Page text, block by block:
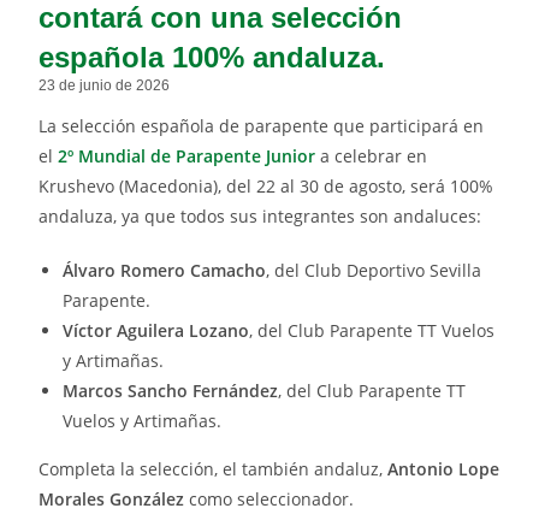
contará con una selección
española 100% andaluza.
23 de junio de 2026
La selección española de parapente que participará en
el2º Mundial de Parapente Junior a celebrar en
Krushevo (Macedonia), del 22 al 30 de agosto, será 100%
andaluza, ya que todos sus integrantes son andaluces:
Álvaro Romero Camacho, del Club Deportivo Sevilla
Parapente.
Víctor Aguilera Lozano, del Club Parapente TT Vuelos
y Artimañas.
Marcos Sancho Fernández, del Club Parapente TT
Vuelos y Artimañas.
Completa la selección, el también andaluz,Antonio Lope
Morales González como seleccionador.